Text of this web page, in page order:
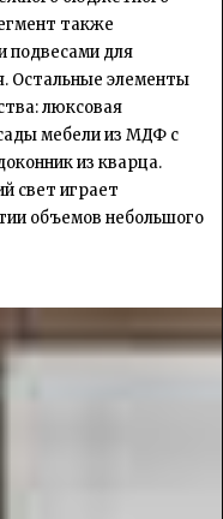
также
подвесами для
Остальные элементы
люксовая
мебели из МДФ с
из кварца.
свет играет
объемов небольшого